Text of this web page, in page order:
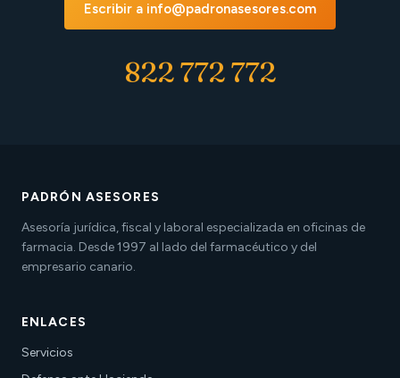
Escribir a info@padronasesores.com
822 772 772
PADRÓN ASESORES
Asesoría jurídica, fiscal y laboral especializada en oficinas de
farmacia. Desde 1997 al lado del farmacéutico y del
empresario canario.
ENLACES
Servicios